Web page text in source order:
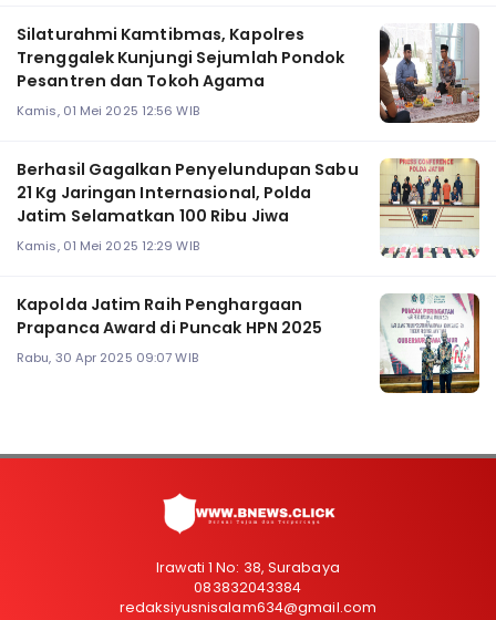
Silaturahmi Kamtibmas, Kapolres
Trenggalek Kunjungi Sejumlah Pondok
Pesantren dan Tokoh Agama
Kamis, 01 Mei 2025 12:56 WIB
Berhasil Gagalkan Penyelundupan Sabu
21 Kg Jaringan Internasional, Polda
Jatim Selamatkan 100 Ribu Jiwa
Kamis, 01 Mei 2025 12:29 WIB
Kapolda Jatim Raih Penghargaan
Prapanca Award di Puncak HPN 2025
Rabu, 30 Apr 2025 09:07 WIB
Irawati 1 No: 38, Surabaya
083832043384
redaksiyusnisalam634@gmail.com